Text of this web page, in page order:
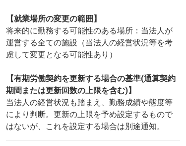
【就業場所の変更の範囲】
将来的に勤務する可能性のある場所：当法人が
運営する全ての施設（当法人の経営状況等を考
慮して変更となる可能性あり）
【有期労働契約を更新する場合の基準(通算契約
期間または更新回数の上限を含む)】
当法人の経営状況も踏まえ、勤務成績や態度等
により判断。更新の上限を予め設定するもので
はないが、これを設定する場合は別途通知。